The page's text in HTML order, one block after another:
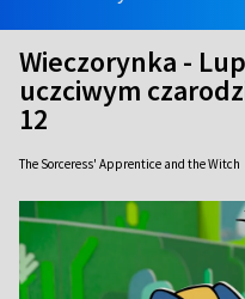
Wieczorynka -
uczciwym
12
The Sorceress' Apprentice and the Witch